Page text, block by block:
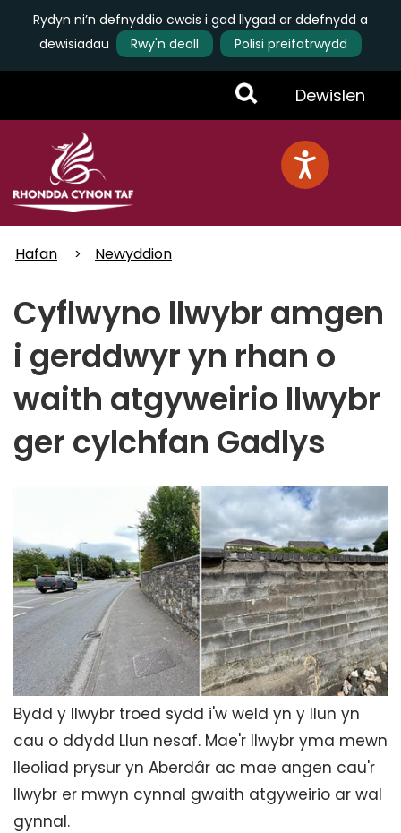
Rydyn ni’n defnyddio cwcis i gad llygad ar ddefnydd a
dewisiadau
Rwy'n deall
Polisi preifatrwydd
Toggle
Menu
Dewislen
Hafan Newyddion
Cyflwyno llwybr amgen
i gerddwyr yn rhan o
waith atgyweirio llwybr
ger cylchfan Gadlys
Bydd y llwybr troed sydd i'w weld yn y llun yn
cau o ddydd Llun nesaf. Mae'r llwybr yma mewn
lleoliad prysur yn Aberdâr ac mae angen cau'r
llwybr er mwyn cynnal gwaith atgyweirio ar wal
gynnal.